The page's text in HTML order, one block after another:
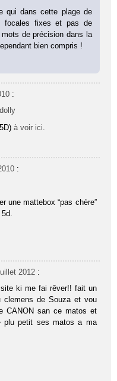
qui dans cette plage de
focales fixes et pas de
de précision dans la
bien compris !
:
à voir ici.
:
une mattebox “pas chère”
2012 :
ki me fai rêver!! fait un
clemens de Souza et vou
CANON san ce matos et
plu petit ses matos a ma